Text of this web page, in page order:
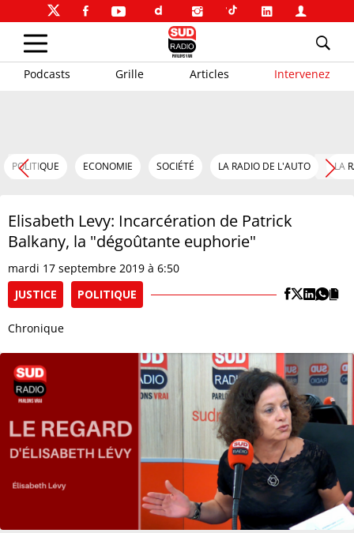
Podcasts Grille Articles Intervenez
POLITIQUE ECONOMIE SOCIÉTÉ LA RADIO DE L'AUTO LA
Elisabeth Levy: Incarcération de Patrick
Balkany, la "dégoûtante euphorie"
mardi 17 septembre 2019 à 6:50
JUSTICE
POLITIQUE
Chronique